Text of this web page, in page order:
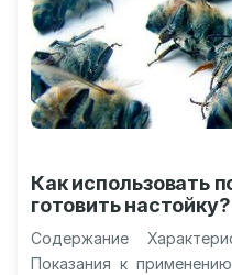
Как использовать
готовить настойку?
Содержание
Показания к